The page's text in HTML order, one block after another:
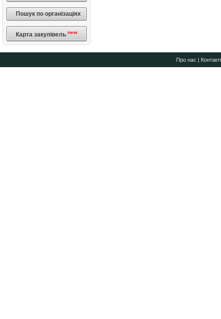
Пошук по організаціях
Карта закупівель new
Про нас |